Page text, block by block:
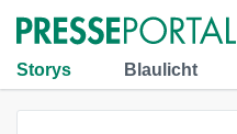
Storys Blaulicht